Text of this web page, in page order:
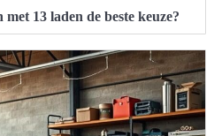
met 13 laden de beste keuze?